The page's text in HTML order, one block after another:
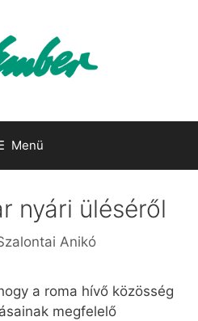
Menü
nyári üléséről
Anikó
a roma hívő közösség
megfelelő